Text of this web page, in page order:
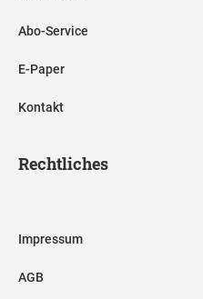
Abo-Service
E-Paper
Kontakt
Rechtliches
Impressum
AGB